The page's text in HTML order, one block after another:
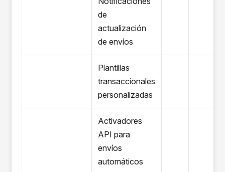
de
actualización
de envíos
Plantillas
transaccionales
personalizadas
Activadores
API para
envíos
automáticos